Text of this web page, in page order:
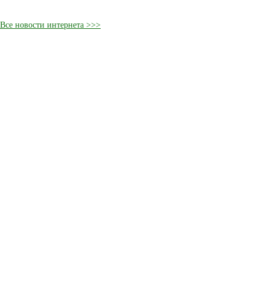
Все новости интернета >>>